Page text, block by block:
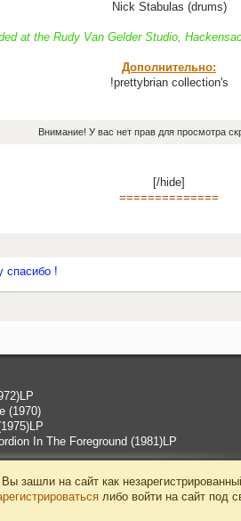
Nick Stabulas (drums)
at the Rudy Van Gelder Studio,
Дополнительно:
!prettybrian collection's
Внимание! У вас нет прав для просмотра
[/hide]
==============
спасибо !
(1970)
In The Foreground (1981)LP
зашли на сайт как
либо войти на сайт под